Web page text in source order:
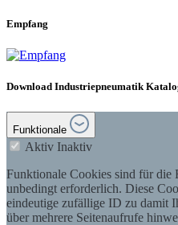
Empfang
Download Industriepneumatik
Funktionale
Aktiv Inaktiv
Funktionale Cookies sind für die
unbedingt erforderlich. Diese
eindeutige zufällige ID zu damit
über mehrere Seitenaufrufe